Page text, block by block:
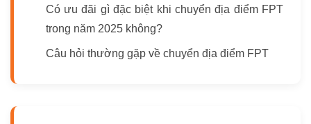
Có ưu đãi gì đặc biệt khi chuyển địa điểm FPT
trong năm 2025 không?
Câu hỏi thường gặp về chuyển địa điểm FPT